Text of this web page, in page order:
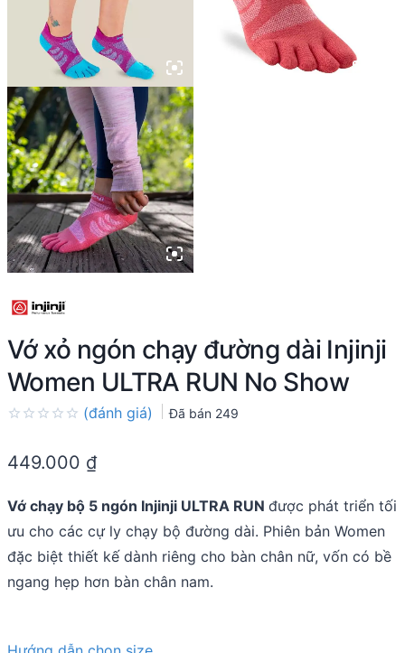
Vớ xỏ ngón chạy đường dài Injinji
Women ULTRA RUN No Show
out
(đánh giá) Đã bán 249
449.000 ₫
Vớ chạy bộ 5 ngón Injinji ULTRA RUN được phát triển tối
ưu cho các cự ly chạy bộ đường dài. Phiên bản Women
đặc biệt thiết kế dành riêng cho bàn chân nữ, vốn có bề
ngang hẹp hơn bàn chân nam.